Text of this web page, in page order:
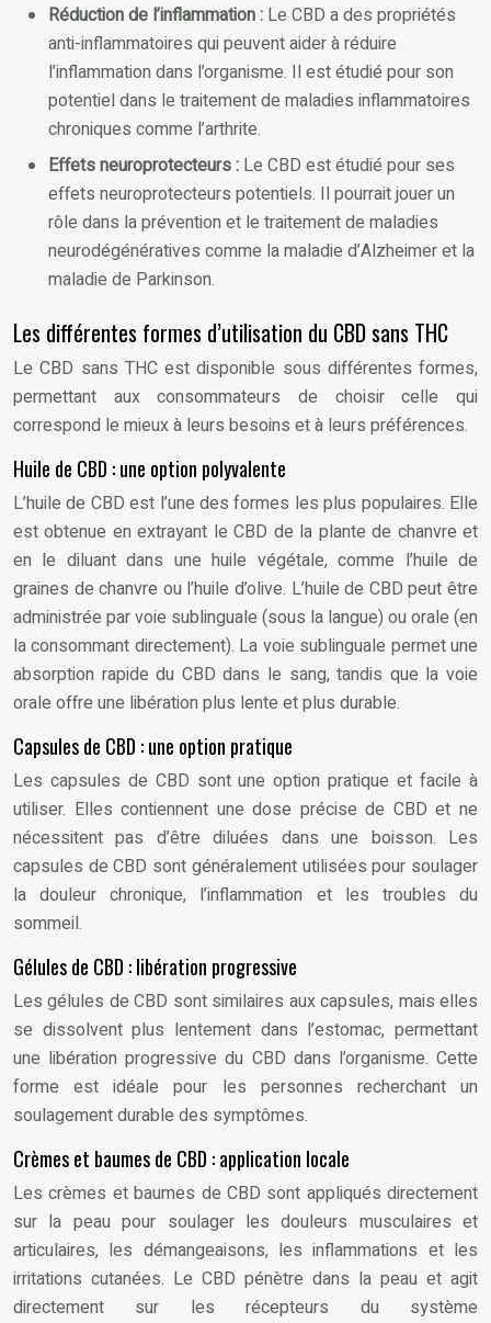
Réduction de l’inflammation : Le CBD a des propriétés
anti-inflammatoires qui peuvent aider à réduire
l’inflammation dans l’organisme. Il est étudié pour son
potentiel dans le traitement de maladies inflammatoires
chroniques comme l’arthrite.
Effets neuroprotecteurs : Le CBD est étudié pour ses
effets neuroprotecteurs potentiels. Il pourrait jouer un
rôle dans la prévention et le traitement de maladies
neurodégénératives comme la maladie d’Alzheimer et la
maladie de Parkinson.
Les différentes formes d’utilisation du CBD sans THC
Le CBD sans THC est disponible sous différentes formes,
permettant aux consommateurs de choisir celle qui
correspond le mieux à leurs besoins et à leurs préférences.
Huile de CBD : une option polyvalente
L’huile de CBD est l’une des formes les plus populaires. Elle
est obtenue en extrayant le CBD de la plante de chanvre et
en le diluant dans une huile végétale, comme l’huile de
graines de chanvre ou l’huile d’olive. L’huile de CBD peut être
administrée par voie sublinguale (sous la langue) ou orale (en
la consommant directement). La voie sublinguale permet une
absorption rapide du CBD dans le sang, tandis que la voie
orale offre une libération plus lente et plus durable.
Capsules de CBD : une option pratique
Les capsules de CBD sont une option pratique et facile à
utiliser. Elles contiennent une dose précise de CBD et ne
nécessitent pas d’être diluées dans une boisson. Les
capsules de CBD sont généralement utilisées pour soulager
la douleur chronique, l’inflammation et les troubles du
sommeil.
Gélules de CBD : libération progressive
Les gélules de CBD sont similaires aux capsules, mais elles
se dissolvent plus lentement dans l’estomac, permettant
une libération progressive du CBD dans l’organisme. Cette
forme est idéale pour les personnes recherchant un
soulagement durable des symptômes.
Crèmes et baumes de CBD : application locale
Les crèmes et baumes de CBD sont appliqués directement
sur la peau pour soulager les douleurs musculaires et
articulaires, les démangeaisons, les inflammations et les
irritations cutanées. Le CBD pénètre dans la peau et agit
directement sur les récepteurs du système